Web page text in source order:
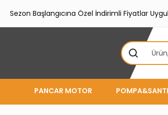
Sezon Başlangıcına Özel İndirimli Fiyatlar
PANCAR MOTOR